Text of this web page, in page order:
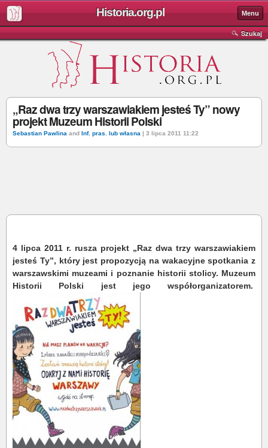
Historia.org.pl Menu
Szukaj
„Raz dwa trzy warszawiakiem jesteś Ty” nowy
projekt Muzeum Historii Polski
Sebastian Pawlina and Inf. pras. lub własna | 3 lipca 2011 11:22
4 lipca 2011 r. rusza projekt „Raz dwa trzy warszawiakiem
jesteś Ty”, który jest propozycją na wakacyjne spotkania z
warszawskimi muzeami i poznanie historii stolicy. Muzeum
Historii Polski jest jego współorganizatorem.